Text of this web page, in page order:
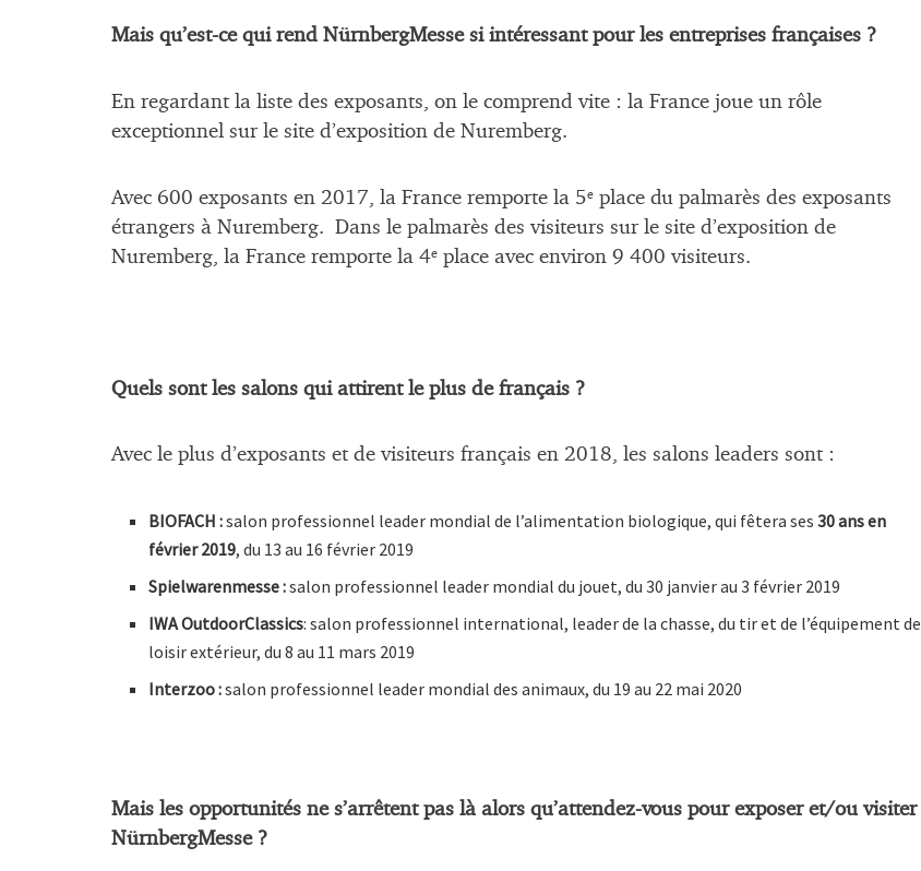
Mais qu’est-ce qui rend NürnbergMesse si intéressant pour les entreprises françaises ?
En regardant la liste des exposants, on le comprend vite : la France joue un rôle
exceptionnel sur le site d’exposition de Nuremberg.
Avec 600 exposants en 2017, la France remporte la 5e place du palmarès des exposants
étrangers à Nuremberg. Dans le palmarès des visiteurs sur le site d’exposition de
Nuremberg, la France remporte la 4e place avec environ 9 400 visiteurs.
Quels sont les salons qui attirent le plus de français ?
Avec le plus d’exposants et de visiteurs français en 2018, les salons leaders sont :
BIOFACH :salon professionnel leader mondial de l’alimentation biologique, qui fêtera ses30 ans en
février 2019, du 13 au 16 février 2019
Spielwarenmesse :salon professionnel leader mondial du jouet, du 30 janvier au 3 février 2019
IWA OutdoorClassics: salon professionnel international, leader de la chasse, du tir et de l’équipement de
loisir extérieur, du 8 au 11 mars 2019
Interzoo :salon professionnel leader mondial des animaux, du 19 au 22 mai 2020
Mais les opportunités ne s’arrêtent pas là alors qu’attendez-vous pour exposer et/ou visiter
NürnbergMesse ?